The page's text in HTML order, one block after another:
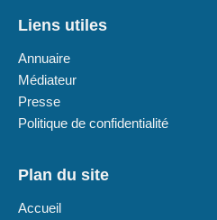
Liens utiles
Annuaire
Médiateur
Presse
Politique de confidentialité
Plan du site
Accueil